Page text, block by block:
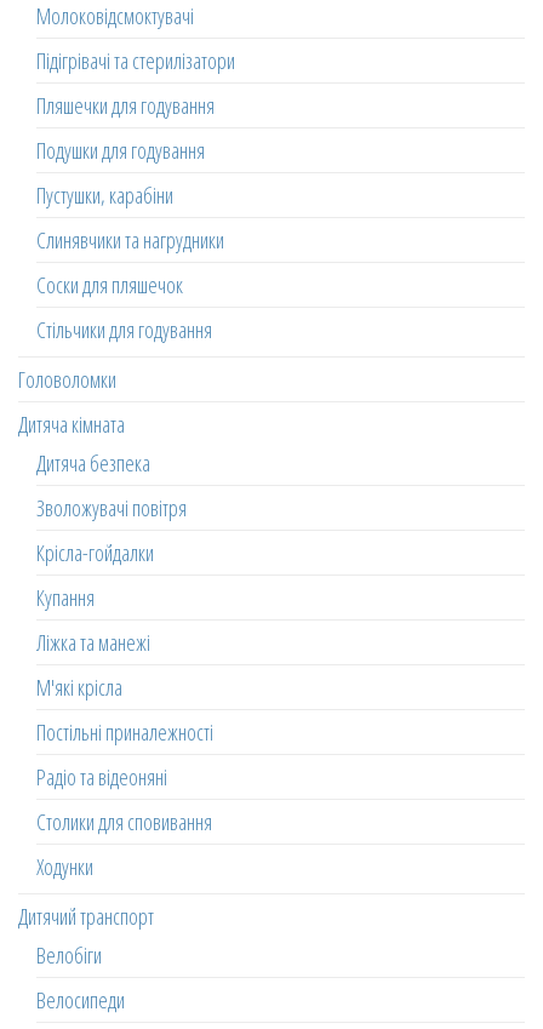
Молоковідсмоктувачі
Підігрівачі та стерилізатори
Пляшечки для годування
Подушки для годування
Пустушки, карабіни
Слинявчики та нагрудники
Соски для пляшечок
Стільчики для годування
Головоломки
Дитяча кімната
Дитяча безпека
Зволожувачі повітря
Крісла-гойдалки
Купання
Ліжка та манежі
М'які крісла
Постільні приналежності
Радіо та відеоняні
Столики для сповивання
Ходунки
Дитячий транспорт
Велобіги
Велосипеди